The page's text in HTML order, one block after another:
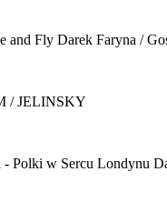
and Fly Darek Faryna /
/ JELINSKY
- Polki w Sercu Londynu